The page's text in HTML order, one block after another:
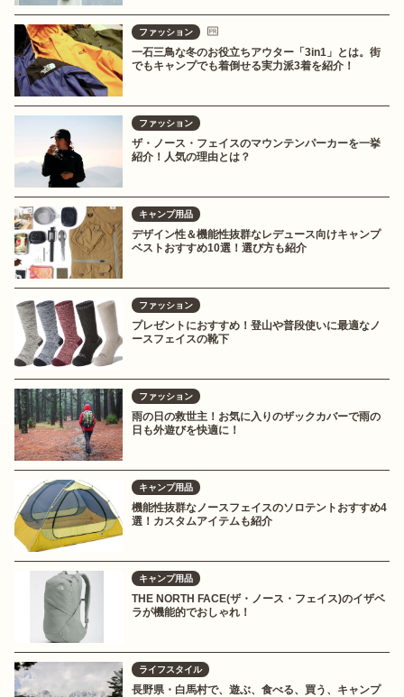
ファッション
一石三鳥な冬のお役立ちアウター「3in1」とは。街
でもキャンプでも着倒せる実力派3着を紹介！
ファッション
ザ・ノース・フェイスのマウンテンパーカーを一挙
紹介！人気の理由とは？
キャンプ用品
デザイン性＆機能性抜群なレデュース向けキャンプ
ベストおすすめ10選！選び方も紹介
ファッション
プレゼントにおすすめ！登山や普段使いに最適なノ
ースフェイスの靴下
ファッション
雨の日の救世主！お気に入りのザックカバーで雨の
日も外遊びを快適に！
キャンプ用品
機能性抜群なノースフェイスのソロテントおすすめ4
選！カスタムアイテムも紹介
キャンプ用品
THE NORTH FACE(ザ・ノース・フェイス)のイザベ
ラが機能的でおしゃれ！
ライフスタイル
長野県・白馬村で、遊ぶ、食べる、買う、キャンプ